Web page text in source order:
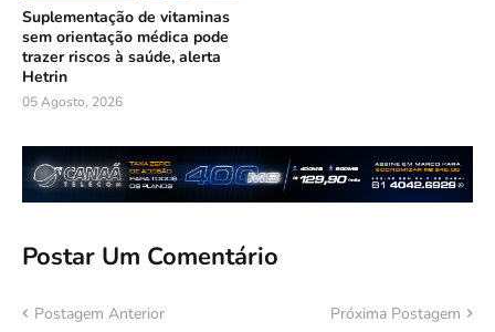
Suplementação de vitaminas
sem orientação médica pode
trazer riscos à saúde, alerta
Hetrin
05 Agosto, 2026
Postar Um Comentário
Postagem Anterior Próxima Postagem